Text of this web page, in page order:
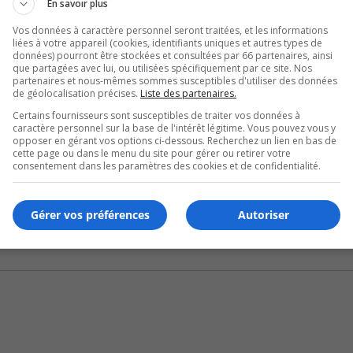
présentée aux élus.
00:00
or
de la position de l’Observatoire international
à la Table des maires.
En savoir plus
Vos données à caractère personnel seront traitées, et les informations
liées à votre appareil (cookies, identifiants uniques et autres types de
données) pourront être stockées et consultées par 66 partenaires, ainsi
que partagées avec lui, ou utilisées spécifiquement par ce site. Nos
partenaires et nous-mêmes sommes susceptibles d'utiliser des données
de géolocalisation précises. Liste des partenaires.
Certains fournisseurs sont susceptibles de traiter vos données à
caractère personnel sur la base de l'intérêt légitime. Vous pouvez vous y
opposer en gérant vos options ci-dessous. Recherchez un lien en bas de
cette page ou dans le menu du site pour gérer ou retirer votre
consentement dans les paramètres des cookies et de confidentialité.
Autoriser
Gérer vos préférences